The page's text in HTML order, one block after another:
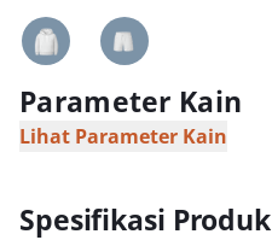
Parameter Kain
Lihat Parameter Kain
Spesifikasi Produk